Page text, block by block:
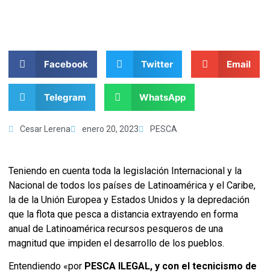
Facebook Twitter Email
Telegram WhatsApp
Cesar Lerena enero 20, 2023 PESCA
Teniendo en cuenta toda la legislación Internacional y la
Nacional de todos los países de Latinoamérica y el Caribe,
la de la Unión Europea y Estados Unidos y la depredación
que la flota que pesca a distancia extrayendo en forma
anual de Latinoamérica recursos pesqueros de una
magnitud que impiden el desarrollo de los pueblos.
Entendiendo «por PESCA ILEGAL, y con el tecnicismo de